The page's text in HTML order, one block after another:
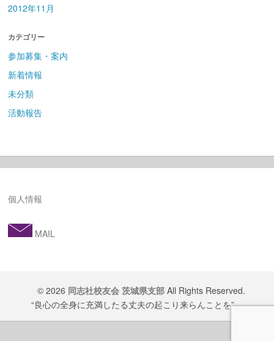
2012年11月
カテゴリー
参加募集・案内
新着情報
未分類
活動報告
個人情報
MAIL
© 2026 同志社校友会 茨城県支部All Rights Reserved.
“良心の全身に充満したる丈夫の起こり来らんことを”